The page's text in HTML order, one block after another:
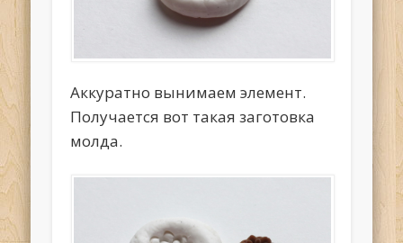
Аккуратно вынимаем элемент.
Получается вот такая заготовка
молда.